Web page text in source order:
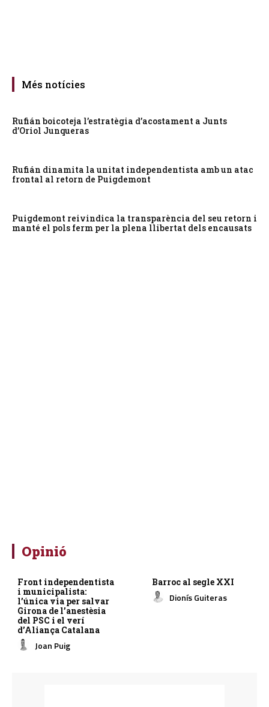
Més notícies
Rufián boicoteja l’estratègia d’acostament a Junts
d’Oriol Junqueras
Rufián dinamita la unitat independentista amb un atac
frontal al retorn de Puigdemont
Puigdemont reivindica la transparència del seu retorn i
manté el pols ferm per la plena llibertat dels encausats
Opinió
Front independentista
i municipalista:
l’única via per salvar
Girona de l’anestèsia
del PSC i el verí
d’Aliança Catalana
Joan Puig
Barroc al segle XXI
Dionís Guiteras